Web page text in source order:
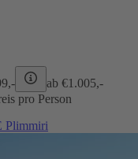
ab €1.005,-
pro Person
Plimmiri